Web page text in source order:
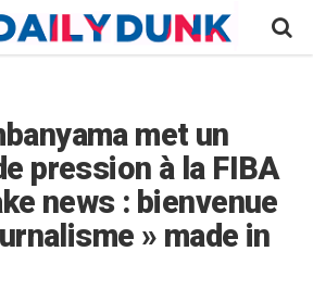
met un
pression à la FIBA
news : bienvenue
» made in